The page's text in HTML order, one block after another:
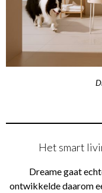
Het smart
Dreame gaat
ontwikkelde daarom